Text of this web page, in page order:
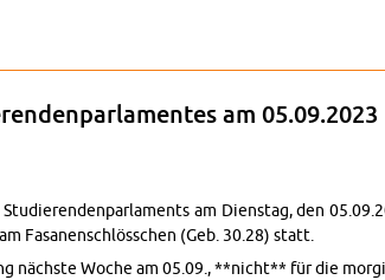
am 05.09.2023
am Diens­tag, den
Fa­sa­nen­schlöss­chen (Geb. 30.28) statt.
nächs­te Woche am 05.09., **nicht** für die